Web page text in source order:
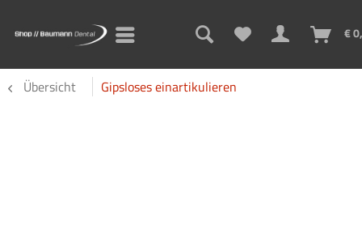
€
Übersicht Gipsloses einartikulieren